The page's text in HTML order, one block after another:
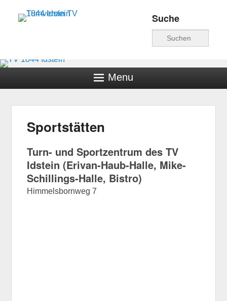
Turnverein TV 1844
Suche
Menu
Sportstätten
Turn- und Sportzentrum des TV
Idstein (Erivan-Haub-Halle, Mike-
Schillings-Halle, Bistro)
Himmelsbornweg 7